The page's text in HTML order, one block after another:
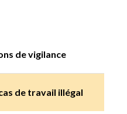
de vigilance
de travail illégal